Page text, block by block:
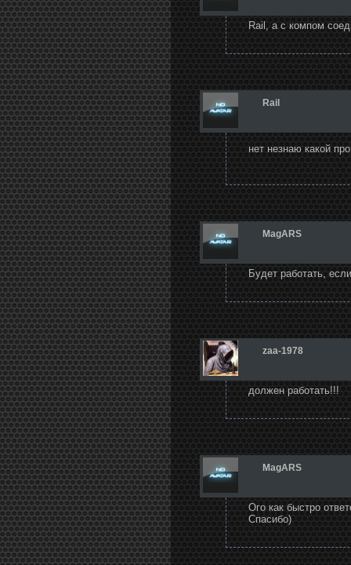
Rail, а с компом
Rail
нет незнаю какой
MagARS
Будет работать,
zaa-1978
должен работать!!!
MagARS
Ого как быстро
Спасибо)